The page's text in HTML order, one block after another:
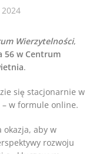
Wierzytelności,
56 w Centrum
.
się stacjonarnie w
– w formule online.
okazja, aby w
rozwoju